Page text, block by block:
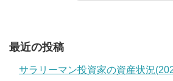
最近の投稿
サラリーマン投資家の資産状況